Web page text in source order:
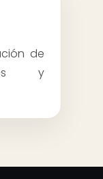
de
y